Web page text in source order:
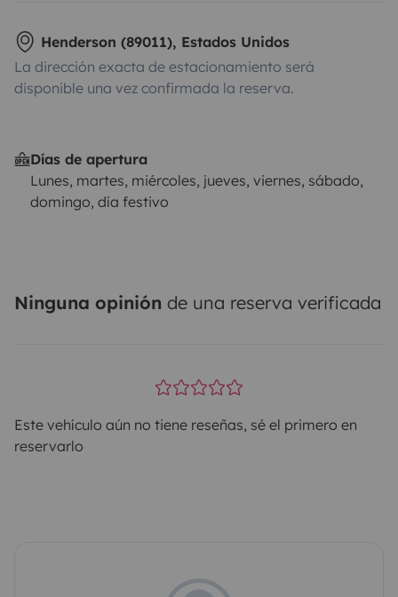
Henderson (89011), Estados Unidos
La dirección exacta de estacionamiento será
disponible una vez confirmada la reserva.
Días de apertura
Lunes, martes, miércoles, jueves, viernes, sábado,
domingo, día festivo
Ninguna opinión de una reserva verificada
Este vehículo aún no tiene reseñas, sé el primero en
reservarlo